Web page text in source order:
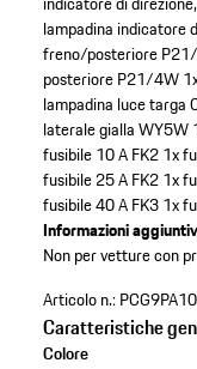
lampadina indicatore
freno/posteriore
posteriore P21/4W
lampadina luce targa
laterale gialla WY5W
fusibile 10 A FK2 1x
fusibile 25 A FK2 1x
fusibile 40 A FK3 1x
Informazioni
Non per vetture con
Articolo n.:
Caratteristiche
Colore